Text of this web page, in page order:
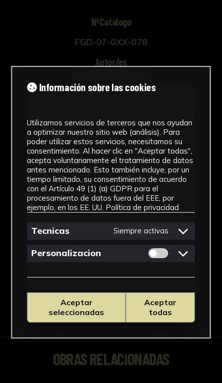
NºCatálogo
FGD-07-0XX-078
Autor/es
Desconocido
Documento
Cronología
2018
Técnica
Impresión
Ver más
Descargar Ficha
OBRAS RELACIONADAS
Información sobre las cookies
Utilizamos servicios de terceros que nos ayudan
a optimizar nuestro sitio web (análisis). Para
poder utilizar estos servicios, necesitamos su
consentimiento. Al hacer clic en "Aceptar todas",
acepta voluntariamente el tratamiento de datos
antes mencionado. Esto también incluye, por un
tiempo limitado, su consentimiento de acuerdo
con el Artículo 49 (1) (a) GDPR para el
procesamiento de datos fuera del EEE, por
ejemplo, en los EE. UU. Política de privacidad
Tecnicas Siempre activas
Personalizacion Permitir cookies
Aceptar
seleccionadas
Aceptar
todas